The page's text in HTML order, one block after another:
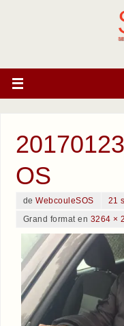
OS
deWebcouleSOS
21
Grand format en 3264 ×